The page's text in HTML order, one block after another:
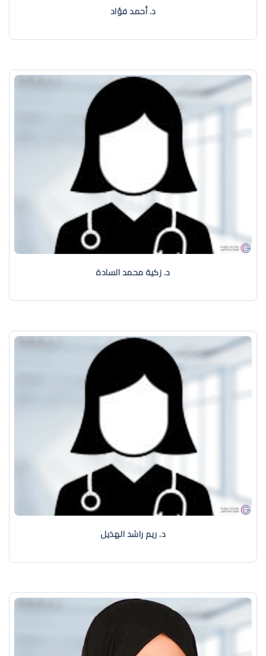
د. أحمد فؤاد
د. زكية محمد السادة
د. ريم راشد الهذيل